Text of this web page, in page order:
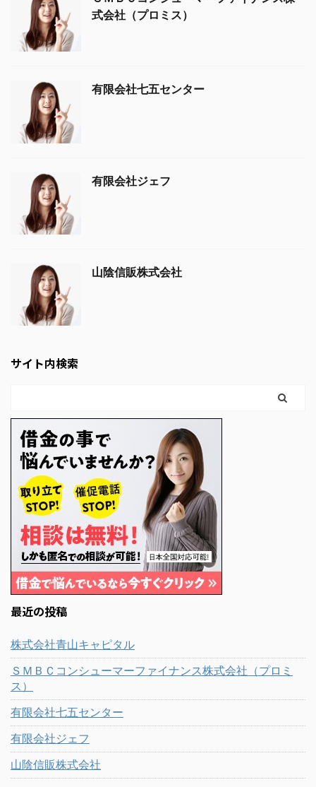
式会社（プロミス）
有限会社七五センター
有限会社ジェフ
山陰信販株式会社
サイト内検索
最近の投稿
株式会社青山キャピタル
ＳＭＢＣコンシューマーファイナンス株式会社（プロミ
ス）
有限会社七五センター
有限会社ジェフ
山陰信販株式会社